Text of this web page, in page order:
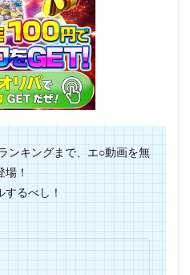
ンキングまで、エ○動画を無
場！
するべし！